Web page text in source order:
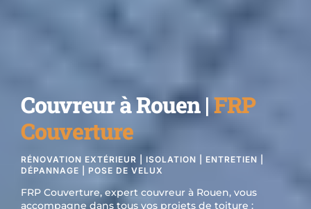
Couvreur à Rouen |FRP
Couverture
RÉNOVATION EXTÉRIEUR | ISOLATION | ENTRETIEN |
DÉPANNAGE | POSE DE VELUX
FRP Couverture, expert couvreur à Rouen, vous
accompagne dans tous vos projets de toiture :